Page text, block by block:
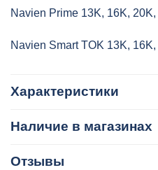
Navien Prime 13K, 16K,
Navien Smart TOK 13K,
Характеристики
Наличие в магазинах
Отзывы